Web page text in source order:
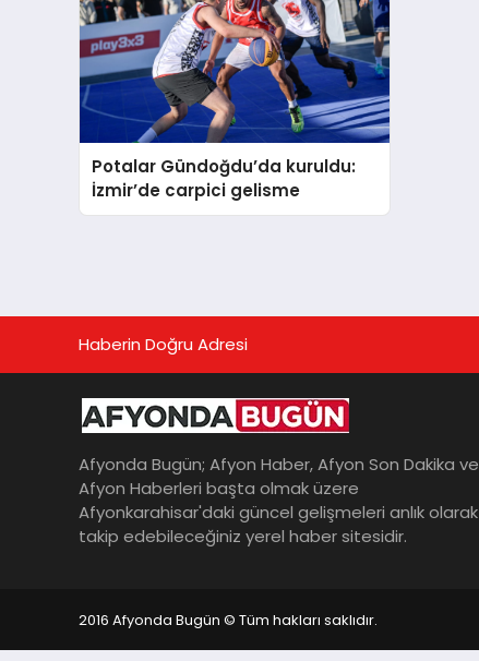
Potalar Gündoğdu’da kuruldu:
İzmir’de carpici gelisme
Haberin Doğru Adresi
Afyonda Bugün; Afyon Haber, Afyon Son Dakika ve
Afyon Haberleri başta olmak üzere
Afyonkarahisar'daki güncel gelişmeleri anlık olarak
takip edebileceğiniz yerel haber sitesidir.
2016 Afyonda Bugün © Tüm hakları saklıdır.